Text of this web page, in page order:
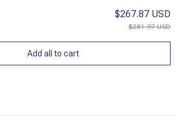
$267.87 USD
$281.97 USD
Add all to cart